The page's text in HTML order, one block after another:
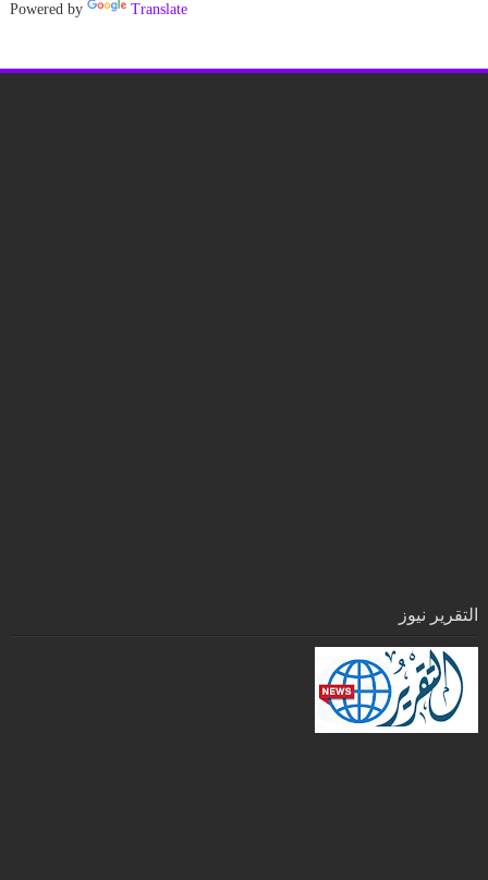
Powered by Translate
التقرير نيوز